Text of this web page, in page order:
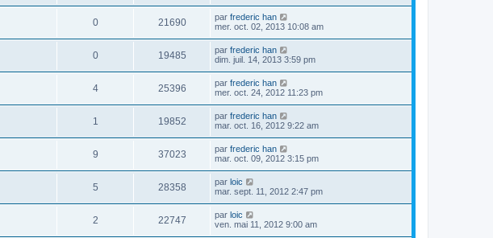
0 21690 par frederic han
mer. oct. 02, 2013 10:08 am
0 19485 par frederic han
dim. juil. 14, 2013 3:59 pm
4 25396 par frederic han
mer. oct. 24, 2012 11:23 pm
1 19852 par frederic han
mar. oct. 16, 2012 9:22 am
9 37023 par frederic han
mar. oct. 09, 2012 3:15 pm
5 28358 par loic
mar. sept. 11, 2012 2:47 pm
2 22747 par loic
ven. mai 11, 2012 9:00 am